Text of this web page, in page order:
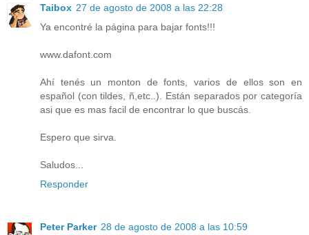
Taibox 27 de agosto de 2008 a las 22:28
Ya encontré la página para bajar fonts!!!
www.dafont.com
Ahí tenés un monton de fonts, varios de ellos son en
español (con tildes, ñ,etc..). Están separados por categoría
asi que es mas facil de encontrar lo que buscás.
Espero que sirva.
Saludos...
Responder
Peter Parker 28 de agosto de 2008 a las 10:59